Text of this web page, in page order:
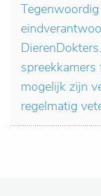
mogelijk zijn
regelmatig